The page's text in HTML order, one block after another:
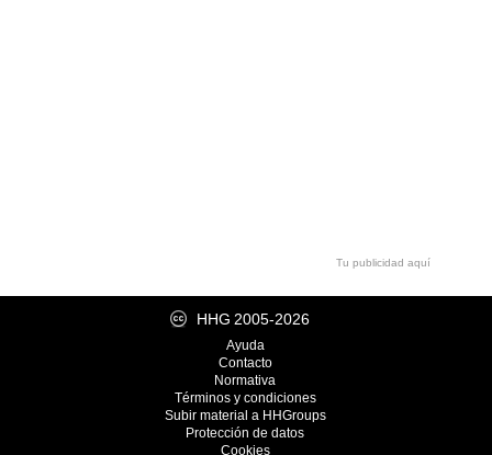
Tu publicidad aquí
HHG 2005-2026
Ayuda
Contacto
Normativa
Términos y condiciones
Subir material a HHGroups
Protección de datos
Cookies